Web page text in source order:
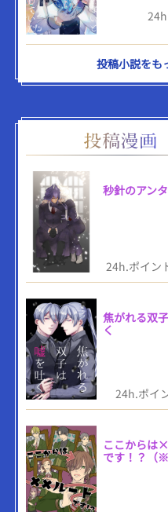
投稿小説をも
秒針のアン
24h.ポイン
焦がれる双
く
24h.ポイ
ここからは
です！？（※